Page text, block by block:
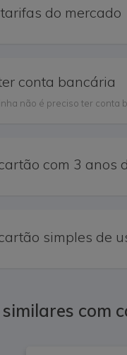
do mercado
conta bancária
não é preciso ter conta
com 3 anos
simples de
com